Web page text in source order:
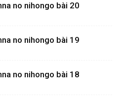
no nihongo bài 20
no nihongo bài 19
no nihongo bài 18